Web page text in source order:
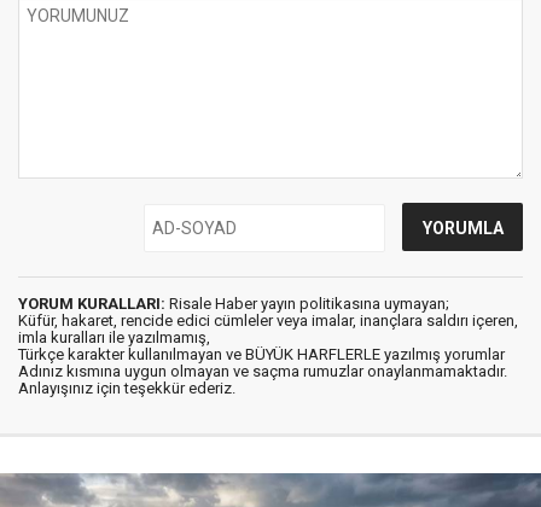
YORUM KURALLARI: Risale Haber yayın politikasına uymayan;
Küfür, hakaret, rencide edici cümleler veya imalar, inançlara saldırı içeren,
imla kuralları ile yazılmamış,
Türkçe karakter kullanılmayan ve BÜYÜK HARFLERLE yazılmış yorumlar
Adınız kısmına uygun olmayan ve saçma rumuzlar onaylanmamaktadır.
Anlayışınız için teşekkür ederiz.